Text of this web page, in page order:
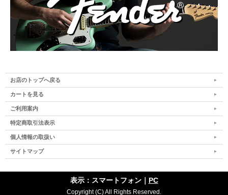
お店のトップへ戻る
カートを見る
ご利用案内
特定商取引法表示
個人情報の取扱い
サイトマップ
表示：スマートフォン｜ PC
Copyright (C) All Rights Reserved.